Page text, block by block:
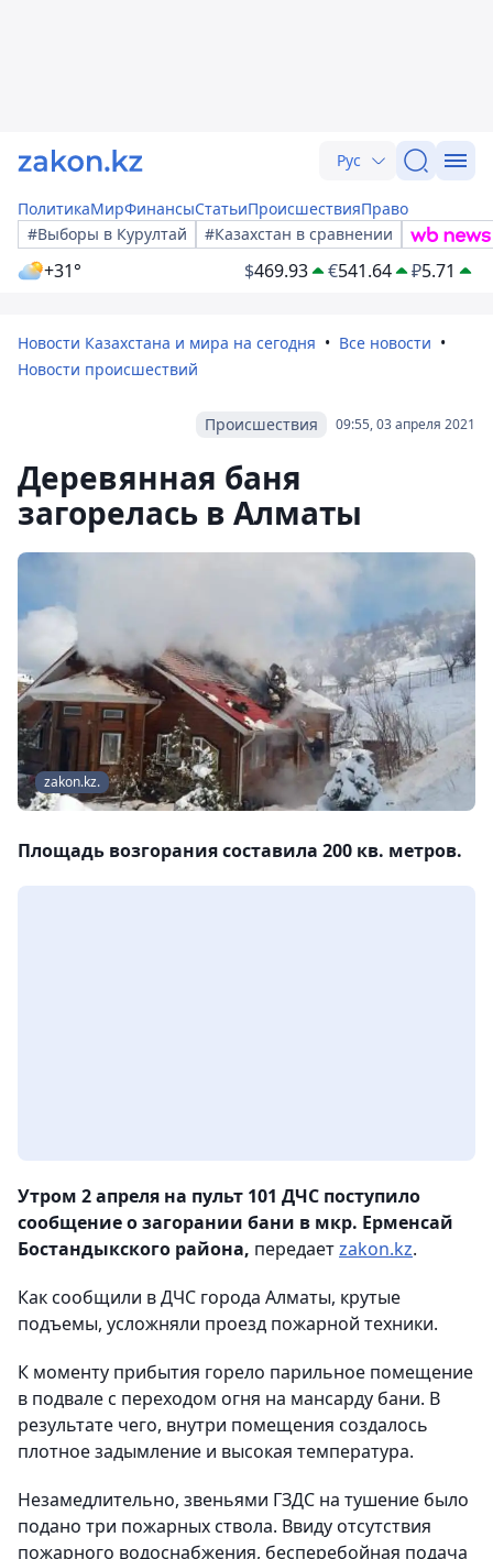
Рус
ПолитикаМирФинансыСтатьиПроисшествияПраво
#Выборы в Курултай
#Казахстан в сравнении
+31° $469.93 €541.64 ₽5.71
Новости Казахстана и мира на сегодня
Все новости
Новости происшествий
09:55, 03 апреля 2021
Происшествия
Деревянная баня
загорелась в Алматы
zakon.kz.
Площадь возгорания составила 200 кв. метров.
Утром 2 апреля на пульт 101 ДЧС поступило
сообщение о загорании бани в мкр. Ерменсай
Бостандыкского района, передаетzakon.kz.
Как сообщили в ДЧС города Алматы, крутые
подъемы, усложняли проезд пожарной техники.
К моменту прибытия горело парильное помещение
в подвале с переходом огня на мансарду бани. В
результате чего, внутри помещения создалось
плотное задымление и высокая температура.
Незамедлительно, звеньями ГЗДС на тушение было
подано три пожарных ствола. Ввиду отсутствия
пожарного водоснабжения, бесперебойная подача